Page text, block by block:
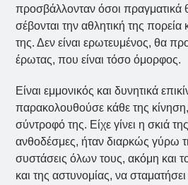
προσβάλλονταν όσοι πραγματικά
σέβονται την αθλητική της πορεία
της. Δεν είναι ερωτευμένος, θα
έρωτας, που είναι τόσο όμορφος.
Είναι εμμονικός και δυνητικά
παρακολουθούσε κάθε της κίνηση,
σύντροφό της. Είχε γίνει η σκιά
ανθοδέσμες, ήταν διαρκώς γύρω
συστάσεις όλων τους, ακόμη και
και της αστυνομίας, να